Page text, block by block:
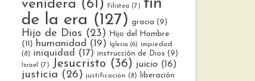
venidera (61) Filistea (7) fin
de la era (127) gracia (9)
Hijo de Dios (23)
Hijo del Hombre
(11)
humanidad (19) Iglesia (6) impiedad
(8) iniquidad (17) instrucción de Dios (9)
Israel (7) Jesucristo (36) juicio (16)
justicia (26) justificación (8)
liberación